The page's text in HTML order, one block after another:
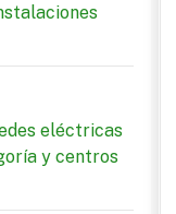
eléctricas
y centros